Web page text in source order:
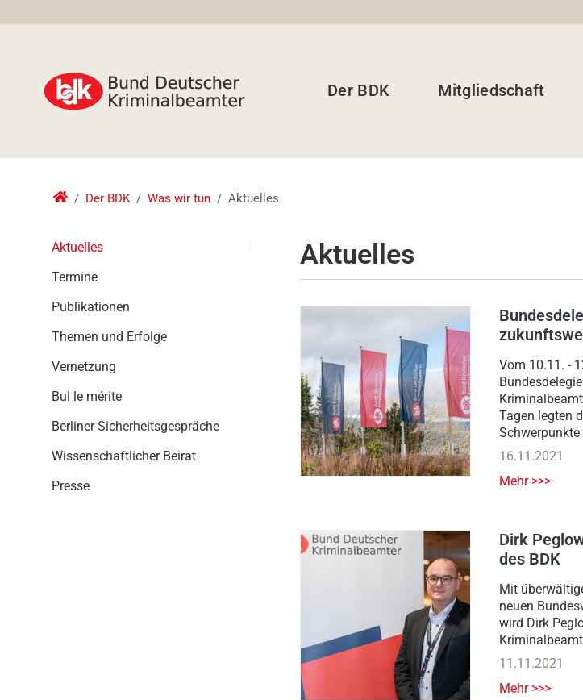
Der BDK Mitgliedschaft
Der BDK Was wir tun Aktuelles
Aktuelles
Vom 10.11. -
Tagen legten
Schwerpunkte
16.11.2021
Mehr >>>
Dirk
des BDK
Mit
neuen
wird Dirk
11.11.2021
Mehr >>>
Aktuelles
Termine
Publikationen
Themen und Erfolge
Vernetzung
Bul le mérite
Berliner Sicherheitsgespräche
Wissenschaftlicher Beirat
Presse